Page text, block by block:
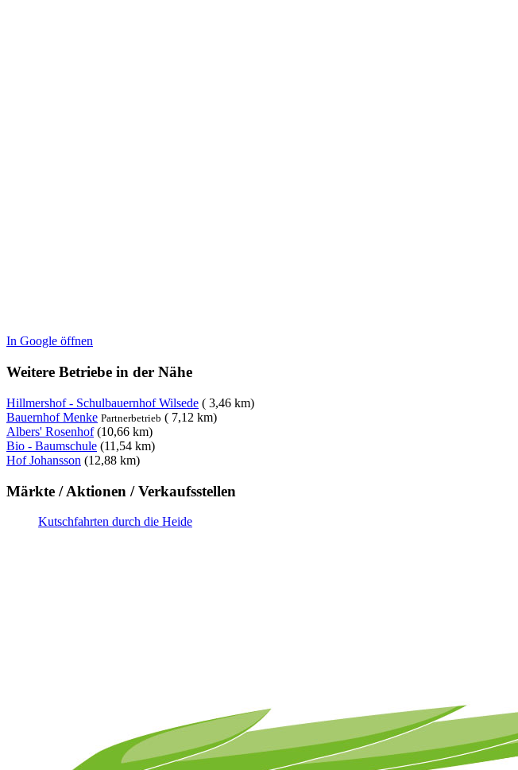
In Google öffnen
Weitere Betriebe in der Nähe
Hillmershof - Schulbauernhof Wilsede ( 3,46 km)
Bauernhof Menke Partnerbetrieb ( 7,12 km)
Albers' Rosenhof(10,66 km)
Bio - Baumschule (11,54 km)
Hof Johansson (12,88 km)
Märkte / Aktionen / Verkaufsstellen
Kutschfahrten durch die Heide